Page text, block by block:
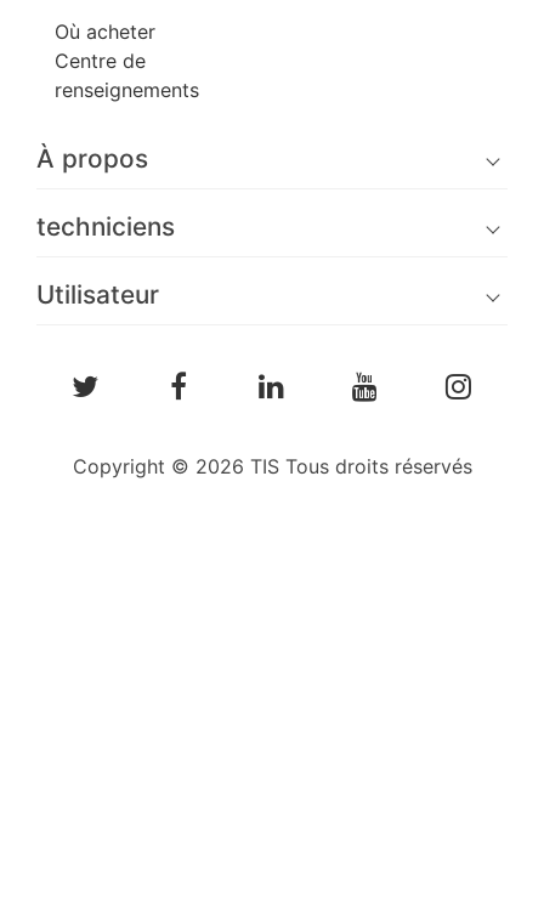
Où acheter
Centre de
renseignements
À propos
techniciens
Utilisateur
Copyright © 2026 TIS Tous droits réservés